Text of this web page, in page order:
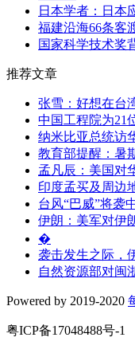
日本学者：日本
福建沿海66条客
国家科学技术奖
推荐文章
张雪：好想在台
中国工程院为21
纳米比亚总统访
教育部提醒：暑
孟凡辰：美国对
印度孟买及周边
台风“巴威”将袭
伊朗：美军对伊
�
袭击发生之际，
自然资源部对闽
Powered by 2019-2020
粤ICP备17048488号-1